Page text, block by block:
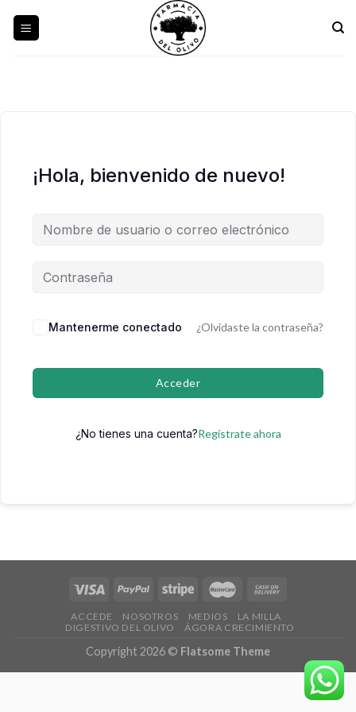
¡Hola, bienvenido de nuevo!
Mantenerme conectado ¿Olvidaste la contraseña?
Acceder
¿No tienes una cuenta?Regístrate ahora
ACCEDE NOSOTROS MEDIOS
LA MILLA
DIGESTIVO DEL OLIVO
ÁGORA CRECIMIENTO
Copyright 2026 © Flatsome Theme